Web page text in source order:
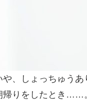
、しょっちゅうあ
帰りをしたとき……